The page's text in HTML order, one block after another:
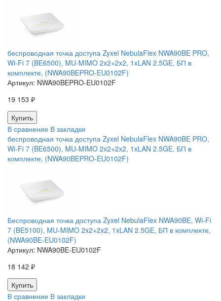
беспроводная точка доступа Zyxel NebulaFlex NWA90BE PRO,
Wi-Fi 7 (BE6500), MU-MIMO 2x2+2x2, 1xLAN 2.5GE, БП в
комплекте, (NWA90BEPRO-EU0102F)
Артикул: NWA90BEPRO-EU0102F
19 153 ₽
В сравнение В закладки
беспроводная точка доступа Zyxel NebulaFlex NWA90BE PRO,
Wi-Fi 7 (BE6500), MU-MIMO 2x2+2x2, 1xLAN 2.5GE, БП в
комплекте, (NWA90BEPRO-EU0102F)
Беспроводная точка доступа Zyxel NebulaFlex NWA90BE, Wi-Fi
7 (BE5100), MU-MIMO 2x2+2x2, 1xLAN 2.5GE, БП в комплекте,
(NWA90BE-EU0102F)
Артикул: NWA90BE-EU0102F
18 142 ₽
В сравнение В закладки